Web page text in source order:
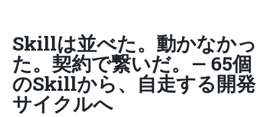
Skillは並べた。動かなかっ
た。契約で繋いだ。— 65個
のSkillから、自走する開発
サイクルへ